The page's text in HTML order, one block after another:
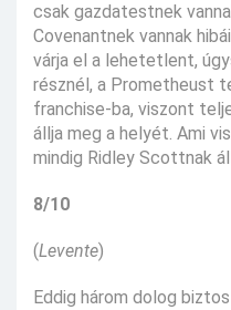
csak gazdatestnek
Covenantnek vannak
várja el a lehetetlent,
résznél, a Prometheust
franchise-ba, viszont
állja meg a helyét. Ami
mindig Ridley Scottnak
8/10
(Levente)
Eddig három dolog